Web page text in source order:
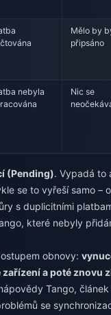
Mělo by
připsáno
nebyla
Nic se
(Pending). Vypadá to
se to vyřeší samo –
s duplicitními
které nebyly
obnovy:
a poté znovu
Tango,
se